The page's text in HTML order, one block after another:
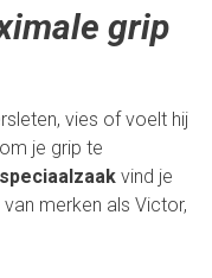
grip
vies of voelt hij
je grip te
vind je
van merken als Victor,